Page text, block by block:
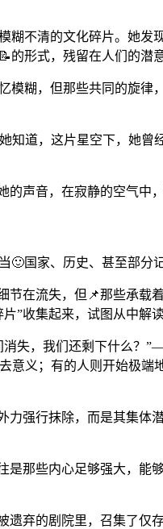
不清的文化碎片。她
形式，残留在人们的潜
糊，但那些共同的旋
知道，这片星空下，她
声音，在寂静的空气中
🙂国家、历史、甚至部
节在流失，但📌那些
”收集起来，试图从中解
失，我们还剩下什么？
意义；有的人则开始极
强行抹除，而是其集体
那些内心足够强大，
弃的剧院里，召集了仅